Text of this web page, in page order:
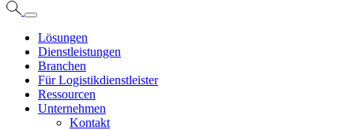
Lösungen
Dienstleistungen
Branchen
Für Logistikdienstleister
Ressourcen
Unternehmen
Kontakt